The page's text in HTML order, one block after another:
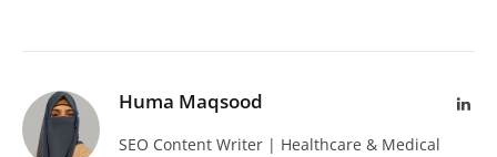
Huma Maqsood
SEO Content Writer | Healthcare & Medical